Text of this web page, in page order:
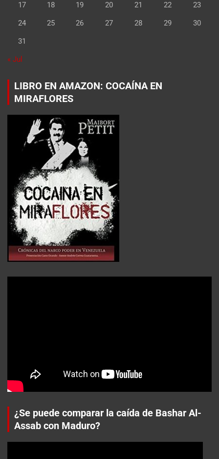
17 18 19 20 21 22 23
24 25 26 27 28 29 30
31
« Jul
LIBRO EN AMAZON: COCAÍNA EN
MIRAFLORES
¿Se puede comparar la caída de Bashar Al-
Assab con Maduro?